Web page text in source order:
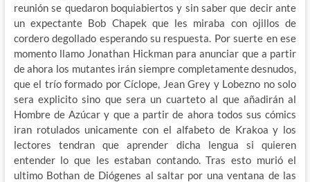
reunión se quedaron boquiabiertos y sin saber que decir ante
un expectante Bob Chapek que les miraba con ojillos de
cordero degollado esperando su respuesta. Por suerte en ese
momento llamo Jonathan Hickman para anunciar que a partir
de ahora los mutantes irán siempre completamente desnudos,
que el trío formado por Cíclope, Jean Grey y Lobezno no solo
sera explicito sino que sera un cuarteto al que añadirán al
Hombre de Azúcar y que a partir de ahora todos sus cómics
iran rotulados unicamente con el alfabeto de Krakoa y los
lectores tendran que aprender dicha lengua si quieren
entender lo que les estaban contando. Tras esto murió el
ultimo Bothan de Diógenes al saltar por una ventana de las